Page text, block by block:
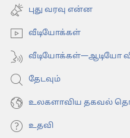
new
window)
புது வரவு என்ன
வீடியோக்கள்
வீடியோக்கள்—ஆடியோ
தேடவும்
உலகளாவிய தகவல்
உதவி